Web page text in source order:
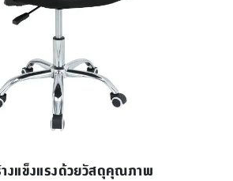
างแข็งแรงด้วยวัสดุคุณภาพ